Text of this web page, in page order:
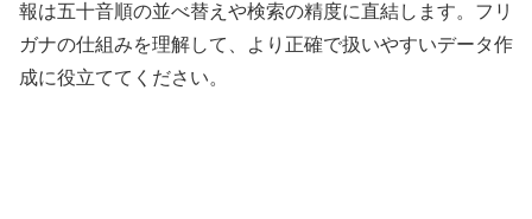
報は五十音順の並べ替えや検索の精度に直結します。フリ
ガナの仕組みを理解して、より正確で扱いやすいデータ作
成に役立ててください。